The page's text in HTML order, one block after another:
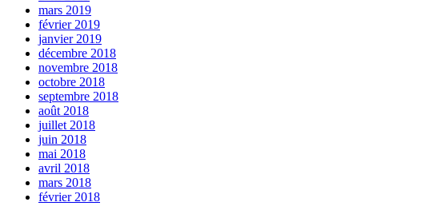
mars 2019
février 2019
janvier 2019
décembre 2018
novembre 2018
octobre 2018
septembre 2018
août 2018
juillet 2018
juin 2018
mai 2018
avril 2018
mars 2018
février 2018